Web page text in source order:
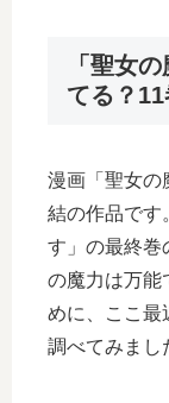
「聖女
てる？
漫画「聖女の
結の作品です
す」の最終巻
の魔力は万能
めに、ここ最
調べてみまし